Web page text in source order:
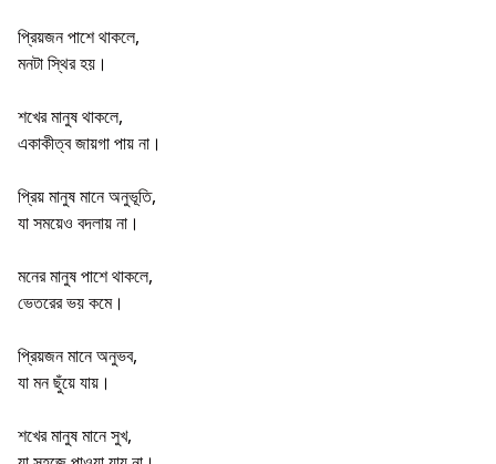
প্রিয়জন পাশে থাকলে,
মনটা স্থির হয়।
শখের মানুষ থাকলে,
একাকীত্ব জায়গা পায় না।
প্রিয় মানুষ মানে অনুভূতি,
যা সময়েও বদলায় না।
মনের মানুষ পাশে থাকলে,
ভেতরের ভয় কমে।
প্রিয়জন মানে অনুভব,
যা মন ছুঁয়ে যায়।
শখের মানুষ মানে সুখ,